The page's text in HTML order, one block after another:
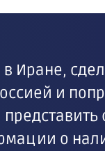
Иране,
и
о